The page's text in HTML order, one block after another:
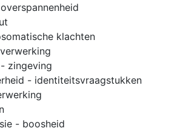
klachten
zingeving
- identiteitsvraagstukken
- boosheid